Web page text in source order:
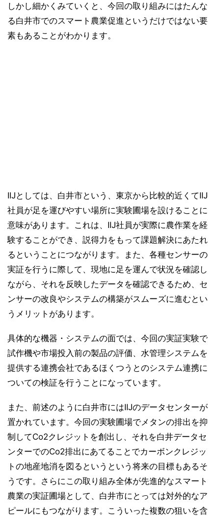
しかし細かくみていくと、今回の取り組みにはたんな
る白井市でのスマート農業促進というだけではない要
素もあることがわかります。
IIJとしては、白井市という、東京から比較的近くてIIJ
社員が足を運びやすい場所に実験圃場を設けることに
意味があります。これは、IIJ社員が実際に農作業を経
験することができ、説得力をもって課題解決にあたれ
るということにつながります。また、各種センサーの
実証を行うに際して、現地に足を運んで状況を確認し
ながら、それを反映したデータを確認できるため、セ
ンサーの改良やシステムの構築がスムーズに進むとい
うメリットがあります。
具体的な機器・システムの面では、今回の実証実験で
試作機や市場投入前の製品の評価、水管理システムを
提供する連携会社であるほくつうとのシステム連携に
ついての検証を行うことになっています。
また、前述のように白井市にはIIJのデータセンターが
置かれています。今回の実験圃場でメタンの排出を抑
制してCo2クレジットを創出し、それを白井データセ
ンターでのCo2排出にあてることでカーボンクレジッ
トの地産地消を図るというという将来の目標もあるそ
うです。さらにこの取り組み全体が先進的なスマート
農業の実証圃場として、白井市にとっては対外的なア
ピールにもつながります。こういった複数の狙いを含